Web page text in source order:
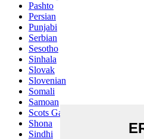
Pashto
Persian
Punjabi
Serbian
Sesotho
Sinhala
Slovak
Slovenian
Somali
Samoan
Scots Gaelic
Shona
Sindhi